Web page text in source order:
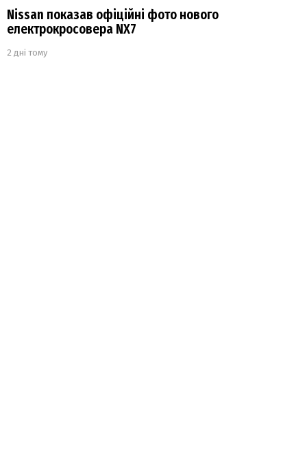
Nissan показав офіційні фото нового
електрокросовера NX7
2 дні тому